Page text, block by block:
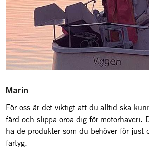
Marin
För oss är det viktigt att du alltid ska
färd och slippa oroa dig för motorhaveri.
ha de produkter som du behöver för just
fartyg.